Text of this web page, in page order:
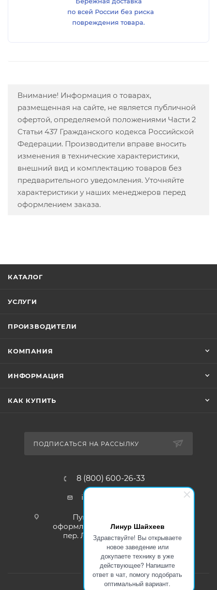
Линур Шайхеев
Здравствуйте! Вы открываете
новое заведение или
докупаете технику в уже
действующее? Напишите
ответ в чат, помогу подобрать
оптимальный вариант.
по всей России без риска
повреждения товара.
Внимание! Информация о товарах,
размещенная на сайте, не является публичной
офертой, определяемой положениями Части 2
Статьи 437 Гражданского кодекса Российской
Федерации. Производители вправе вносить
изменения в технические характеристики,
внешний вид и комплектацию товаров без
предварительного уведомления. Уточняйте
характеристики у наших менеджеров перед
оформлением заказа.
КАТАЛОГ
УСЛУГИ
ПРОИЗВОДИТЕЛИ
КОМПАНИЯ
ИНФОРМАЦИЯ
КАК КУПИТЬ
ПОДПИСАТЬСЯ НА РАССЫЛКУ
8 (800) 600-26-33
info@liramarket.ru
Пункт самовывоза для
оформленных заказов: г. Москва,
пер. Леснорядский, 18, стр. 1